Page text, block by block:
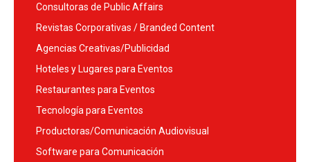
Consultoras de Public Affairs
Revistas Corporativas / Branded Content
Agencias Creativas/Publicidad
Hoteles y Lugares para Eventos
Restaurantes para Eventos
Tecnología para Eventos
Productoras/Comunicación Audiovisual
Software para Comunicación